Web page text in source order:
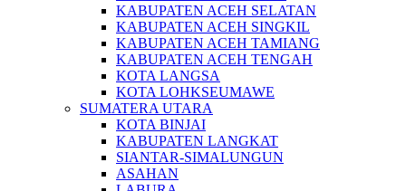
KABUPATEN ACEH SELATAN
KABUPATEN ACEH SINGKIL
KABUPATEN ACEH TAMIANG
KABUPATEN ACEH TENGAH
KOTA LANGSA
KOTA LOHKSEUMAWE
SUMATERA UTARA
KOTA BINJAI
KABUPATEN LANGKAT
SIANTAR-SIMALUNGUN
ASAHAN